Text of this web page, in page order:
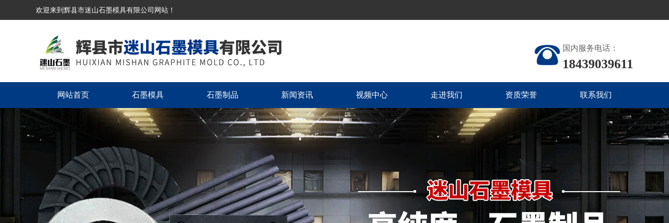
欢迎来到辉县市迷山石墨模具有限公司网站！
国内服务电话：
18439039611
网站首页 石墨模具 石墨制品 新闻资讯 视频中心 走进我们 资质荣誉 联系我们